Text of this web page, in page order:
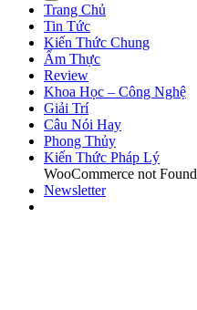
Trang Chủ
Tin Tức
Kiến Thức Chung
Ẩm Thực
Review
Khoa Học – Công Nghệ
Giải Trí
Câu Nói Hay
Phong Thủy
Kiến Thức Pháp Lý
WooCommerce not Found
Newsletter